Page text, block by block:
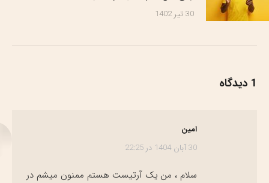
30 تیر 1402
1 دیدگاه
امین
می
30 آبان 1404 در 22:25
سلام ، من یک آرتیست هستم ممنون میشم در